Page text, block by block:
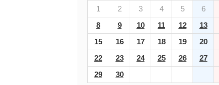
1 2 3 4 5 6
8
9 10 11 12 13
15
16 17 18 19 20
22
23 24 25 26 27
29
30